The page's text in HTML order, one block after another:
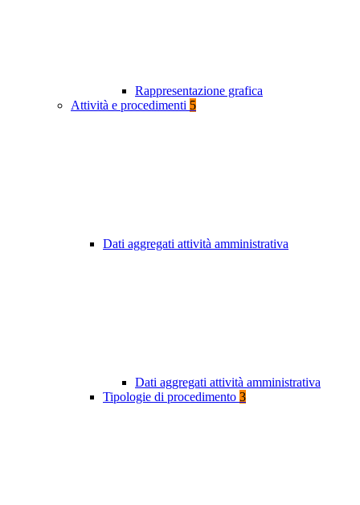
Rappresentazione grafica
Attività e procedimenti 5
Dati aggregati attività amministrativa
Dati aggregati attività amministrativa
Tipologie di procedimento 3